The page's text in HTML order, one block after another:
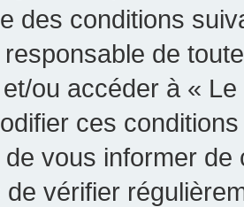
des conditions
de
ou accéder à «
ces
vous informer
de vérifier